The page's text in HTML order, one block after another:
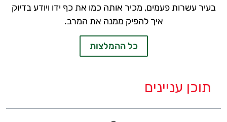
בעיר עשרות פעמים, מכיר אותה כמו את כף ידו ויודע בדיוק
איך להפיק ממנה את המרב.
כל ההמלצות
תוכן עניינים